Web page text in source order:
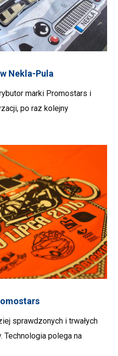
Nekla-Pula
marki Promostars i
po raz kolejny
sprawdzonych i trwałych
Technologia polega na